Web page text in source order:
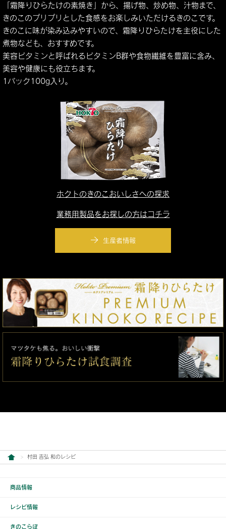
「霜降りひらたけの素焼き」から、揚げ物、炒め物、汁物まで、
きのこのプリプリとした食感をお楽しみいただけるきのこです。
きのこに味が染み込みやすいので、霜降りひらたけを主役にした
煮物なども、おすすめです。
美容ビタミンと呼ばれるビタミンB群や食物繊維を豊富に含み、
美容や健康にも役立ちます。
1パック100g入り。
ホクトのきのこおいしさへの探求
業務用製品をお探しの方はコチラ
生産者情報
村田 吉弘 和のレシピ
商品情報
レシピ情報
きのこらぼ